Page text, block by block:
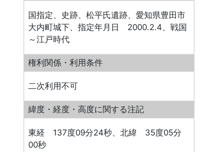
国指定、史跡、松平氏遺跡、愛知県豊田市
大内町城下、指定年月日 2000.2.4、戦国
～江戸時代
権利関係・利用条件
二次利用不可
緯度・経度・高度に関する注記
東経 137度09分24秒、北緯 35度05分
00秒